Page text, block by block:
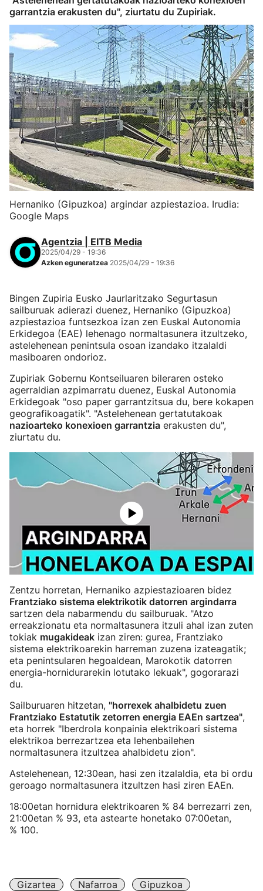
garrantzia erakusten du", ziurtatu du Zupiriak.
Hernaniko (Gipuzkoa) argindar azpiestazioa. Irudia:
Google Maps
Agentzia | EITB Media
2025/04/29 - 19:36
Azken eguneratzea 2025/04/29 - 19:36
Bingen Zupiria Eusko Jaurlaritzako Segurtasun
sailburuak adierazi duenez, Hernaniko (Gipuzkoa)
azpiestazioa funtsezkoa izan zen Euskal Autonomia
Erkidegoa (EAE) lehenago normaltasunera itzultzeko,
astelehenean penintsula osoan izandako itzalaldi
masiboaren ondorioz.
Zupiriak Gobernu Kontseiluaren bileraren osteko
agerraldian azpimarratu duenez, Euskal Autonomia
Erkidegoak "oso paper garrantzitsua du, bere kokapen
geografikoagatik". "Astelehenean gertatutakoak
nazioarteko konexioen garrantzia erakusten du",
ziurtatu du.
Zentzu horretan, Hernaniko azpiestazioaren bidez
Frantziako sistema elektrikotik datorren argindarra
sartzen dela nabarmendu du sailburuak. "Atzo
erreakzionatu eta normaltasunera itzuli ahal izan zuten
tokiak mugakideak izan ziren: gurea, Frantziako
sistema elektrikoarekin harreman zuzena izateagatik;
eta penintsularen hegoaldean, Marokotik datorren
energia-hornidurarekin lotutako lekuak", gogorarazi
du.
Sailburuaren hitzetan, "horrexek ahalbidetu zuen
Frantziako Estatutik zetorren energia EAEn sartzea",
eta horrek "Iberdrola konpainia elektrikoari sistema
elektrikoa berrezartzea eta lehenbailehen
normaltasunera itzultzea ahalbidetu zion".
Astelehenean, 12:30ean, hasi zen itzalaldia, eta bi ordu
geroago normaltasunera itzultzen hasi ziren EAEn.
18:00etan hornidura elektrikoaren % 84 berrezarri zen,
21:00etan % 93, eta astearte honetako 07:00etan,
% 100.
Gizartea Nafarroa
Gipuzkoa